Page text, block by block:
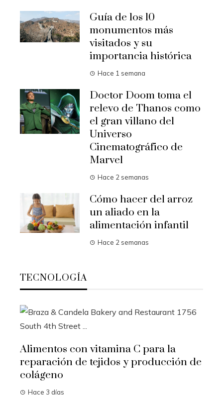
Guía de los 10
monumentos más
visitados y su
importancia histórica
Hace 1 semana
Doctor Doom toma el
relevo de Thanos como
el gran villano del
Universo
Cinematográfico de
Marvel
Hace 2 semanas
Cómo hacer del arroz
un aliado en la
alimentación infantil
Hace 2 semanas
TECNOLOGÍA
de